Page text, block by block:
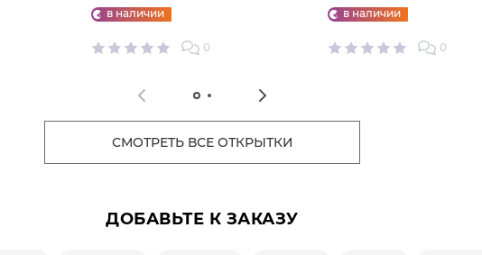
ОТКРЫТКА
в наличии
0
в наличии
0
СМОТРЕТЬ ВСЕ ОТКРЫТКИ
ДОБАВЬТЕ К ЗАКАЗУ